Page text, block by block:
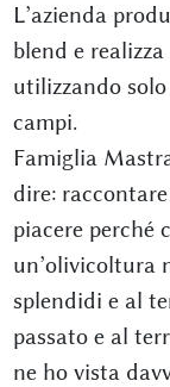
L’azienda
blend e
utilizzando
campi.
Famiglia
dire:
piacere perché
un’olivicoltura
splendidi e al
passato e al
ne ho vista